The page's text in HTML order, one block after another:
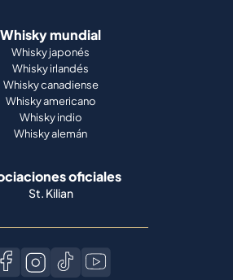
Whisky mundial
Whisky japonés
Whisky irlandés
Whisky canadiense
Whisky americano
Whisky indio
Whisky alemán
oficiales
St. Kilian